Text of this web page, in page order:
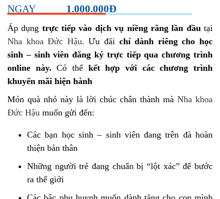
NGAY
1.000.000Đ
Áp dụng trực tiếp vào dịch vụ niềng răng lần đầutại
Nha khoa Đức Hậu. Ưu đãi chỉ dành riêng cho học
sinh – sinh viên đăng ký trực tiếp qua chương trình
online này.Có thể kết hợp với các chương trình
khuyến mãi hiện hành
Món quà nhỏ này là lời chúc chân thành mà Nha khoa
Đức Hậu muốn gửi đến:
Các bạn học sinh – sinh viên đang trên đà hoàn
thiện bản thân
Những người trẻ đang chuẩn bị “lột xác” để bước
ra thế giới